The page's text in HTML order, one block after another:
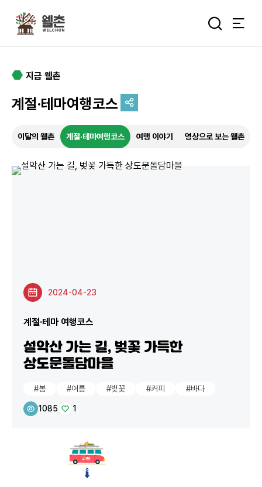
추억을 담는 여정
특별한 순간을 여행 속에서
통합검색
지금 웰촌
계절·테마여행코스
이달의 웰촌 계절·테마여행코스 여행 이야기 영상으로 보는 웰촌
2024-04-23
계절·테마 여행코스
설악산 가는 길, 벚꽃 가득한
상도문돌담마을
#봄 #여름 #벚꽃 #커피 #바다
1085 1